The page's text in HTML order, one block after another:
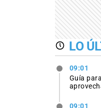
LO
09:01
Guía
09:01